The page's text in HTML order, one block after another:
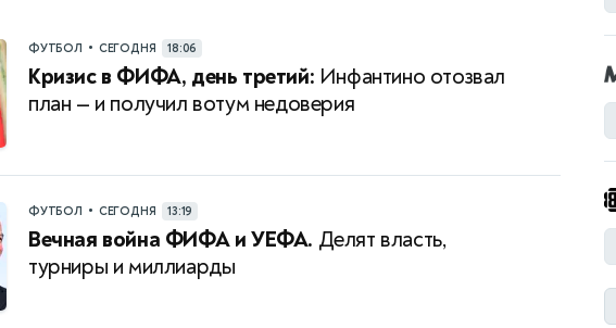
ФУТБОЛ • СЕГОДНЯ 18:06
Кризис в ФИФА, день третий: Инфантино отозвал
план — и получил вотум недоверия
ФУТБОЛ • СЕГОДНЯ 13:19
Вечная война ФИФА и УЕФА. Делят власть,
турниры и миллиарды